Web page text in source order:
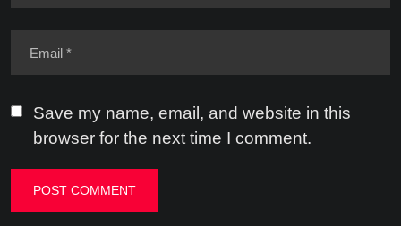
Save my name, email, and website in this
browser for the next time I comment.